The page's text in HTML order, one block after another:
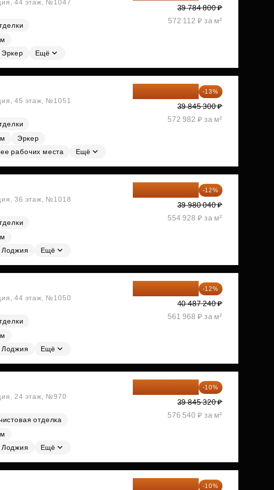
44 этаж, №1047
Эркер Ещё
39 784 800 ₽
572 112 ₽ за м²
45 этаж, №1051
Эркер
рабочих места
Ещё
-13%
39 845 300 ₽
572 982 ₽ за м²
36 этаж, №1018
Лоджия Ещё
-12%
39 980 040 ₽
554 928 ₽ за м²
44 этаж, №1050
Лоджия Ещё
-12%
40 487 240 ₽
561 968 ₽ за м²
24 этаж, №970
отделка
Лоджия Ещё
-10%
39 845 320 ₽
576 540 ₽ за м²
-10%